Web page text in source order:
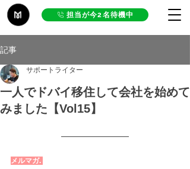
担当が今2名待機中
記事
一人でドバイ移住して会社を始めて
みました【Vol15】
サポートライター
メルマガ.